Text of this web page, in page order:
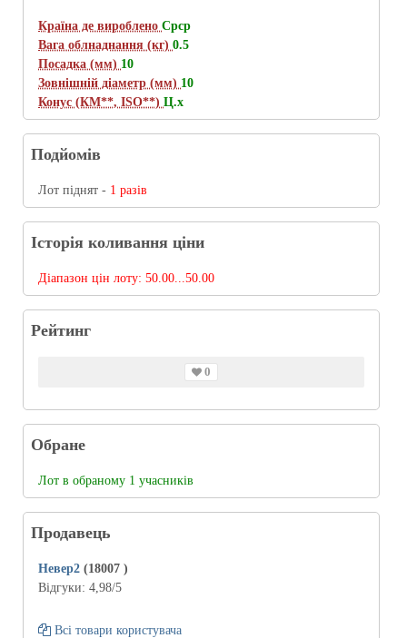
Країна де вироблено Срср
Вага облнаднання (кг) 0.5
Посадка (мм) 10
Зовнішній діаметр (мм) 10
Конус (КМ**, ISO**) Ц.х
Подйомів
Лот піднят - 1 разів
Історія коливання ціни
Діапазон цін лоту: 50.00...50.00
Рейтинг
0
Обране
Лот в обраному 1 учасників
Продавець
Невер2 (18007 )
Відгуки: 4,98/5
Всі товари користувача